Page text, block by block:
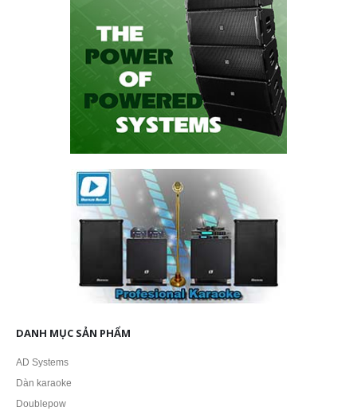
DANH MỤC SẢN PHẨM
AD Systems
Dàn karaoke
Doublepow